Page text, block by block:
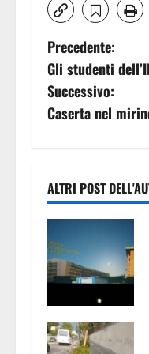
N
a
v
g
a
z
i
o
Precedente:
Gli studenti
Successivo:
Caserta nel
ALTRI POST